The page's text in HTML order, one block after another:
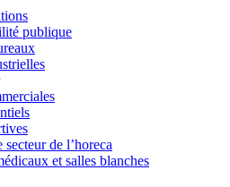
publique
de l’horeca
et salles blanches